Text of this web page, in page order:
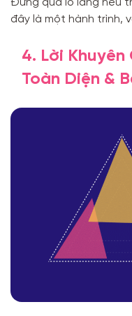
đây là một hành trình,
4. Lời Khuyên
Toàn Diện &